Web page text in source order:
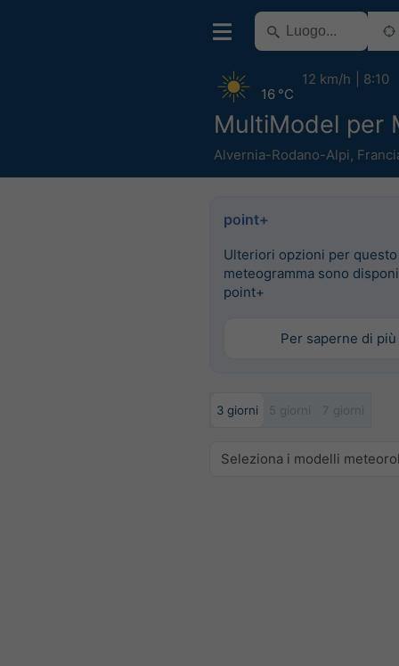
MultiModel per
Alvernia-Rodano-Alpi,
16 °C
12 km/h 8:10
point+
Ulteriori opzioni per questo
meteogramma sono
point+
Per saperne di più
3 giorni 5 giorni 7 giorni
Seleziona i modelli